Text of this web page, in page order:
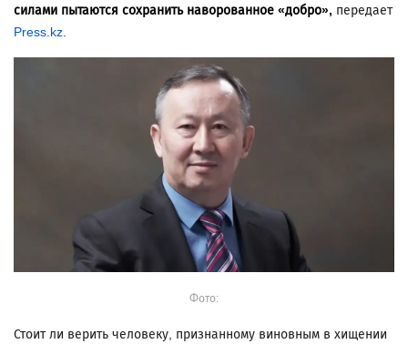
силами пытаются сохранить наворованное «добро», передает
Press.kz.
Фото:
Стоит ли верить человеку, признанному виновным в хищении